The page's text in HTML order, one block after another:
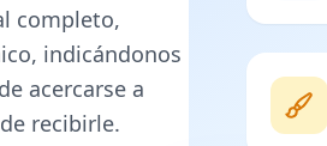
completo,
indicándonos
acercarse a
recibirle.